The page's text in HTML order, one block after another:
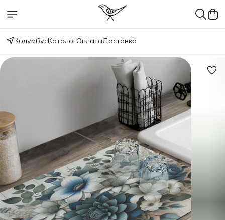
КолумбусКаталогОплатаДоставка